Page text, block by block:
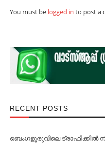
You must be logged in to post a
RECENT POSTS
ബെംഗളൂരുവിലെ